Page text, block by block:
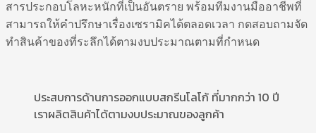
สารประกอบโลหะหนักที่เป็นอันตราย พร้อมทีมงานมืออาชีพที่
สามารถให้คำปรึกษาเรื่องเซรามิคได้ตลอดเวลา กดสอบถามจัด
ทำสินค้าของที่ระลึกได้ตามงบประมาณตามที่กำหนด
ประสบการด้านการออกแบบสกรีนโลโก้ ที่มากกว่า 10 ปี
เราผลิตสินค้าได้ตามงบประมาณของลูกค้า